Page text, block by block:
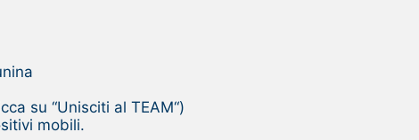
su “Unisciti al TEAM“)
mobili.